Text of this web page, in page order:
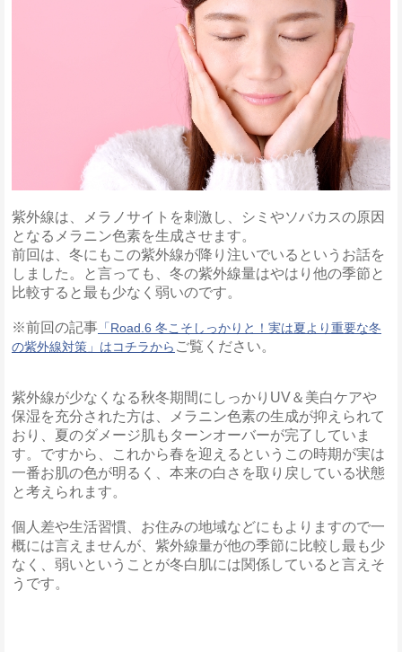
紫外線は、メラノサイトを刺激し、シミやソバカスの原因
となるメラニン色素を生成させます。
前回は、冬にもこの紫外線が降り注いでいるというお話を
しました。と言っても、冬の紫外線量はやはり他の季節と
比較すると最も少なく弱いのです。
※前回の記事 「Road.6 冬こそしっかりと！実は夏より重要な冬
の紫外線対策」はコチラから ご覧ください。
紫外線が少なくなる秋冬期間にしっかりUV＆美白ケアや
保湿を充分された方は、メラニン色素の生成が抑えられて
おり、夏のダメージ肌もターンオーバーが完了していま
す。ですから、これから春を迎えるというこの時期が実は
一番お肌の色が明るく、本来の白さを取り戻している状態
と考えられます。
個人差や生活習慣、お住みの地域などにもよりますので一
概には言えませんが、紫外線量が他の季節に比較し最も少
なく、弱いということが冬白肌には関係していると言えそ
うです。